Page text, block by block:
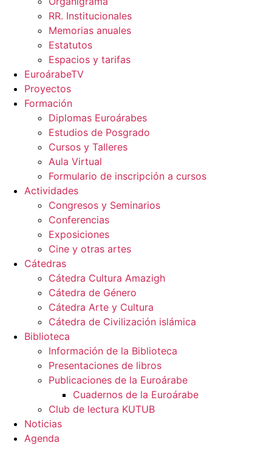
RR. Institucionales
Memorias anuales
Estatutos
Espacios y tarifas
EuroárabeTV
Proyectos
Formación
Diplomas Euroárabes
Estudios de Posgrado
Cursos y Talleres
Aula Virtual
Formulario de inscripción a cursos
Actividades
Congresos y Seminarios
Conferencias
Exposiciones
Cine y otras artes
Cátedras
Cátedra Cultura Amazigh
Cátedra de Género
Cátedra Arte y Cultura
Cátedra de Civilización islámica
Biblioteca
Información de la Biblioteca
Presentaciones de libros
Publicaciones de la Euroárabe
Cuadernos de la Euroárabe
Club de lectura KUTUB
Noticias
Agenda